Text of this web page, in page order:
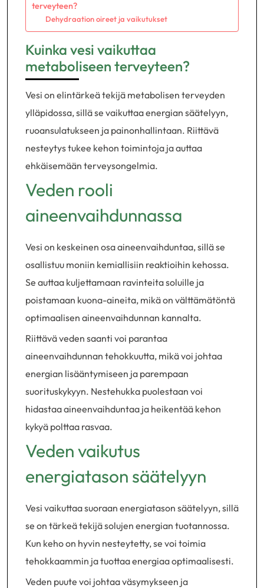
terveyteen?
Dehydraation oireet ja vaikutukset
Kuinka vesi vaikuttaa
metaboliseen terveyteen?
Vesi on elintärkeä tekijä metabolisen terveyden
ylläpidossa, sillä se vaikuttaa energian säätelyyn,
ruoansulatukseen ja painonhallintaan. Riittävä
nesteytys tukee kehon toimintoja ja auttaa
ehkäisemään terveysongelmia.
Veden rooli
aineenvaihdunnassa
Vesi on keskeinen osa aineenvaihduntaa, sillä se
osallistuu moniin kemiallisiin reaktioihin kehossa.
Se auttaa kuljettamaan ravinteita soluille ja
poistamaan kuona-aineita, mikä on välttämätöntä
optimaalisen aineenvaihdunnan kannalta.
Riittävä veden saanti voi parantaa
aineenvaihdunnan tehokkuutta, mikä voi johtaa
energian lisääntymiseen ja parempaan
suorituskykyyn. Nestehukka puolestaan voi
hidastaa aineenvaihduntaa ja heikentää kehon
kykyä polttaa rasvaa.
Veden vaikutus
energiatason säätelyyn
Vesi vaikuttaa suoraan energiatason säätelyyn, sillä
se on tärkeä tekijä solujen energian tuotannossa.
Kun keho on hyvin nesteytetty, se voi toimia
tehokkaammin ja tuottaa energiaa optimaalisesti.
Veden puute voi johtaa väsymykseen ja